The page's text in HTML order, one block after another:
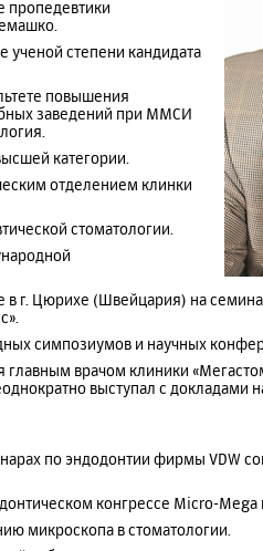
пропедевтики
ученой степени кандидата
повышения
заведений при ММСИ
категории.
отделением клинки
стоматологии.
в г. Цюрихе (Швейцария) на
симпозиумов и научных
врачом клиники
выступал с
по эндодонтии фирмы VDW
конгрессе Micro-Mega
микроскопа в стоматологии.